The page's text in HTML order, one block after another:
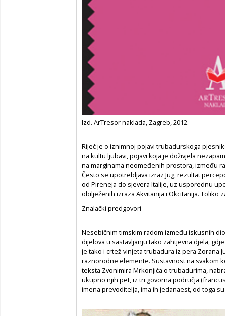
Izd. ArTresor naklada, Zagreb, 2012.
Riječ je o iznimnoj pojavi trubadurskoga
na kultu ljubavi, pojavi koja je doživjela
na marginama neomeđenih prostora, između
Često se upotrebljava izraz Jug, rezultat
od Pireneja do sjevera Italije, uz usporednu
obilježenih izraza Akvitanija i Okcitanija. Toliko
Znalački predgovori
Nesebičnim timskim radom između iskusnih
dijelova u sastavljanju tako zahtjevna djela,
je tako i crtež-vinjeta trubadura iz pera Zorana
raznorodne elemente. Sustavnost na svakom
teksta Zvonimira Mrkonjića o trubadurima,
ukupno njih pet, iz tri govorna područja
imena prevoditelja, ima ih jedanaest, od toga